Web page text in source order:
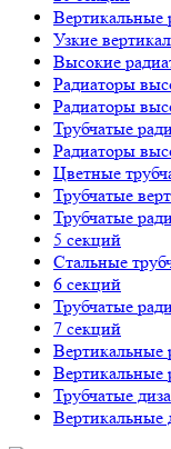
Вертикальные
Узкие
Высокие
Радиаторы
Радиаторы
Трубчатые
Радиаторы
Цветные
Трубчатые
Трубчатые
5 секций
Стальные
6 секций
Трубчатые
7 секций
Вертикальные
Трубчатые
Вертикальные